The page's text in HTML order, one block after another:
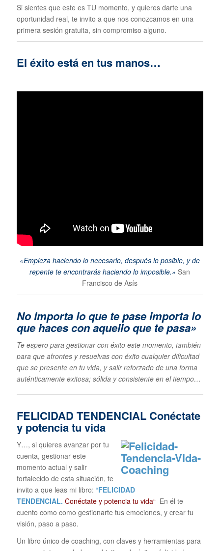
Si sientes que este es TU momento, y quieres darte una
oportunidad real, te invito a que nos conozcamos en una
primera sesión gratuita, sin compromiso alguno.
El éxito está en tus manos…
«Empieza haciendo lo necesario, después lo posible, y de
repente te encontrarás haciendo lo imposible.» San
Francisco de Asís
No importa lo que te pase importa lo
que haces con aquello que te pasa»
Te espero para gestionar con éxito este momento, también
para que afrontes y resuelvas con éxito cualquier dificultad
que se presente en tu vida, y salir reforzado de una forma
auténticamente exitosa; sólida y consistente en el tiempo…
FELICIDAD TENDENCIAL Conéctate
y potencia tu vida
Y…, si quieres avanzar por tu
cuenta, gestionar este
momento actual y salir
fortalecido de esta situación, te
invito a que leas mi libro: “FELICIDAD
TENDENCIAL. Conéctate y potencia tu vida“ En él te
cuento como como gestionarte tus emociones, y crear tu
visión, paso a paso.
Un libro único de coaching, con claves y herramientas para